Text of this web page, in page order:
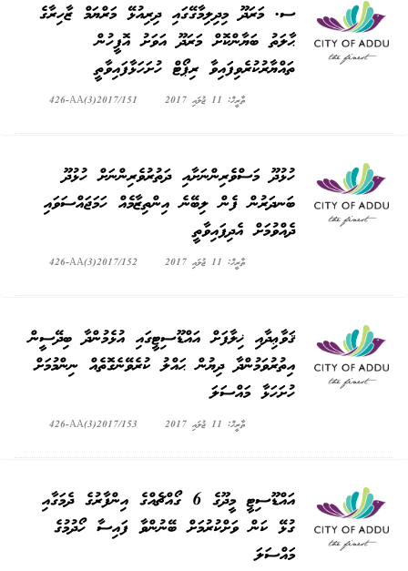
ސ. މަރަދޫ މިދިލިމާގޭގައި ދިރިއުޅޭ މަރްޔަމް ޒާހިރާގެ
ޙާލަތު ބަޔާންކޮށް މަރަދޫ އަވަށު އޮފީހުން
ތައްޔާރުކުރެވިފައިވާ ރިޕޯޓް ހުށަހަޅާފައިވާތީ
ތާރީޚް: 11 ޖުލައި 2017 426-AA(3)2017/151
ހުޅުދޫ މަސްވެރިންނަށާއި ދަތުރުވެރިންނަށް ހުޅުދޫ
ބަނދަރުން ފެން ލިބޭނެ އިންތިޒާމެއް ހަމަޖައްސަވައި
ދެއްވުމަށް އެދިފައިވާތީ
ތާރީޚް: 11 ޖުލައި 2017 426-AA(3)2017/152
ޤަވާޢިދާއި ޚިލާފަށް އައްޑޫސިޓީގައި އުޅެމުންދާ ބިދޭސީން
އިތުރުވަމުންދާ ދިޔުން ޙައްލު ކުރެވޭނެގޮތެއް ނިންމުމަށް
ހުށަހަޅާ މައްސަލަ
ތާރީޚް: 11 ޖުލައި 2017 426-AA(3)2017/153
އައްޑޫސިޓީ މީދޫގެ 6 ގޯއްޗެއްގެ އިންފާރުގެ ދެމަގާއި
ގުޅޭ ކަން ވަށްކުރުމަށް ބޭނުންވާ ފައިސާ ހޯދުމުގެ
މައްސަލަ